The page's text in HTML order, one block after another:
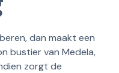
dan maakt een
bustier van Medela,
zorgt de